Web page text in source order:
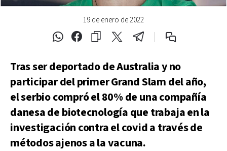
19 de enero de 2022
Tras ser deportado de Australia y no
participar del primer Grand Slam del año,
el serbio compró el 80% de una compañía
danesa de biotecnología que trabaja en la
investigación contra el covid a través de
métodos ajenos a la vacuna.